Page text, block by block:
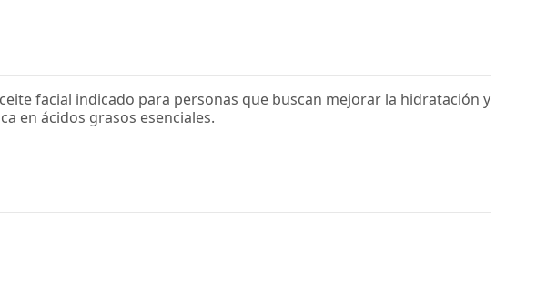
facial indicado para personas que buscan mejorar la hidratación y
en ácidos grasos esenciales.